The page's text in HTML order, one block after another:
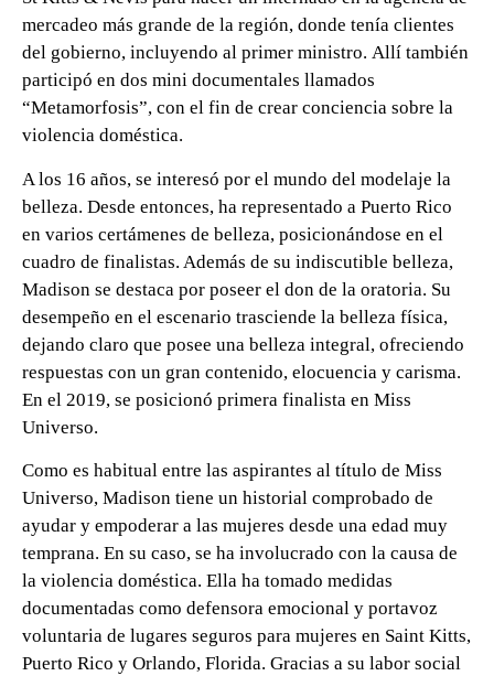
mercadeo más grande de la región, donde tenía clientes
del gobierno, incluyendo al primer ministro. Allí también
participó en dos mini documentales llamados
“Metamorfosis”, con el fin de crear conciencia sobre la
violencia doméstica.
A los 16 años, se interesó por el mundo del modelaje la
belleza. Desde entonces, ha representado a Puerto Rico
en varios certámenes de belleza, posicionándose en el
cuadro de finalistas. Además de su indiscutible belleza,
Madison se destaca por poseer el don de la oratoria. Su
desempeño en el escenario trasciende la belleza física,
dejando claro que posee una belleza integral, ofreciendo
respuestas con un gran contenido, elocuencia y carisma.
En el 2019, se posicionó primera finalista en Miss
Universo.
Como es habitual entre las aspirantes al título de Miss
Universo, Madison tiene un historial comprobado de
ayudar y empoderar a las mujeres desde una edad muy
temprana. En su caso, se ha involucrado con la causa de
la violencia doméstica. Ella ha tomado medidas
documentadas como defensora emocional y portavoz
voluntaria de lugares seguros para mujeres en Saint Kitts,
Puerto Rico y Orlando, Florida. Gracias a su labor social